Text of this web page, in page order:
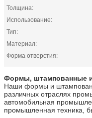
Толщина:
Использование:
Тип:
Материал:
Форма отверстия:
Формы, штампованные
Наши формы и
различных отраслях
автомобильная
промышленная техника,